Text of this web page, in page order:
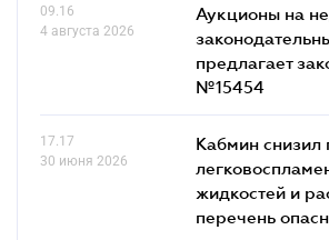
09.16
4 августа 2026
Аукционы на
предлагает
№15454
17.17
30 июня 2026
Кабмин снизил
жидкостей и
перечень